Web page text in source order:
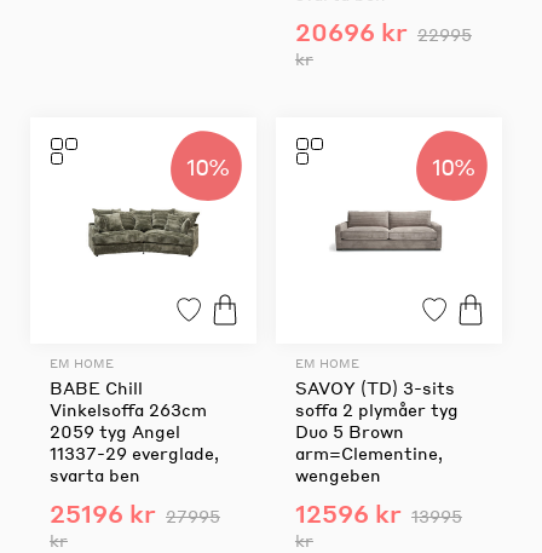
20696 kr 22995
kr
10%
EM HOME
BABE Chill
Vinkelsoffa 263cm
2059 tyg Angel
11337-29 everglade,
svarta ben
25196 kr 27995
kr
10%
EM HOME
SAVOY (TD) 3-sits
soffa 2 plymåer tyg
Duo 5 Brown
arm=Clementine,
wengeben
12596 kr 13995
kr